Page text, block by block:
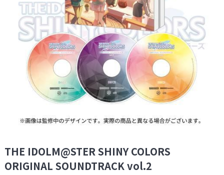
THE IDOLM@STER SHINY COLORS
ORIGINAL SOUNDTRACK vol.2